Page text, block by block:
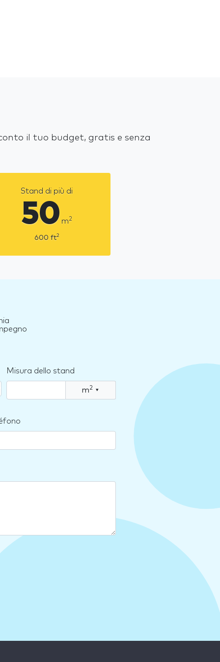
il tuo budget, gratis e senza
Stand di più di
50 m2
600 ft2
Misura dello stand
m2 ▾